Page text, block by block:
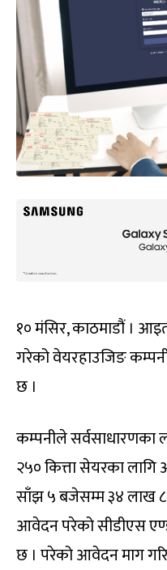
१० मंसिर, काठमाडौं ।
गरेको वेयरहाउजिङ
छ ।
कम्पनीले सर्वसाधारणका
२५० कित्ता सेयरका
साँझ ५ बजेसम्म ३४ लाख
आवेदन परेको सीडीएस
छ । परेको आवेदन माग